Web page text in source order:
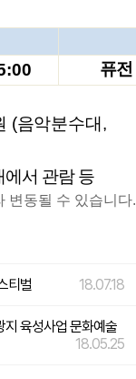
퓨
(음악분수대 ,
에서 관람 등
변동될 수 있습니다.
티벌 18.07.18
육성사업 문화예술
18.05.25